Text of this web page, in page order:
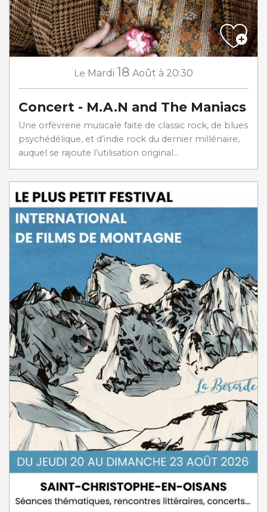
Le Mardi 18 Août à 20:30
Concert - M.A.N and The Maniacs
Une orfèvrerie musicale faite de classic rock, de blues
psychédélique, et d’indie rock du dernier millénaire,
auquel se rajoute l’utilisation original...